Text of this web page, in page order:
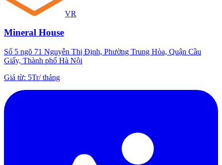
VR
Mineral House
Số 5 ngõ 71 Nguyễn Thị Định, Phường Trung Hòa, Quận Cầu
Giấy, Thành phố Hà Nội
Giá từ: 5Tr/tháng